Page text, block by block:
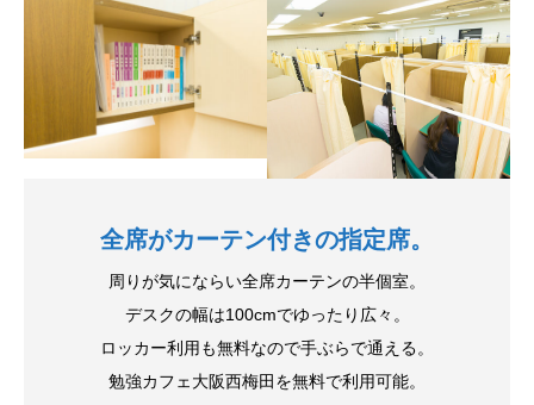
全席がカーテン付きの指定席。
周りが気にならい全席カーテンの半個室。
デスクの幅は100cmでゆったり広々。
ロッカー利用も無料なので手ぶらで通える。
勉強カフェ大阪西梅田を無料で利用可能。